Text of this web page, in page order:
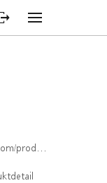
CH1579301560